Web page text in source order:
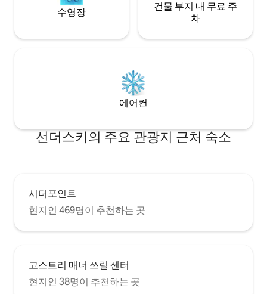
수영장
건물 부지 내 무료 주
차
에어컨
선더스키의 주요 관광지 근처 숙소
시더포인트
현지인 469명이 추천하는 곳
고스트리 매너 쓰릴 센터
현지인 38명이 추천하는 곳